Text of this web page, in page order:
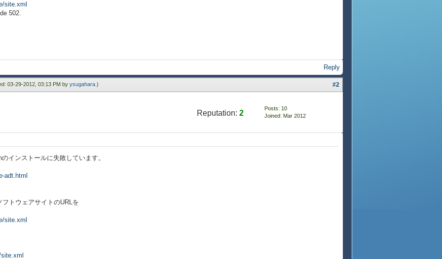
site.xml
502.
Reply
03-29-2012, 03:13 PM by ysugahara .) #2
Reputation: 2
Posts: 10
Joined: Mar 2012
インストールに失敗しています。
adt.html
トウェアサイトのURLを
site.xml